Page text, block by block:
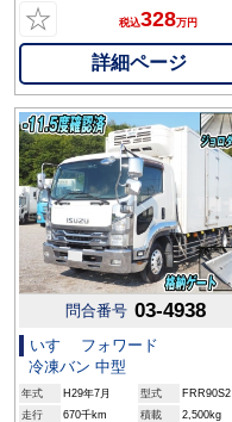
☆ 税込328万円
詳細ページ
問合番号 03-4938
いすゞ フォワード
冷凍バン 中型
年式 H29年7月 型式
FRR90S2
走行
670千km 積載 2,500kg